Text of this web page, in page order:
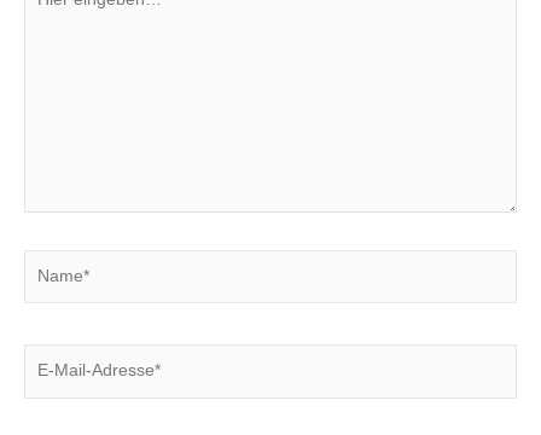
eingeben…